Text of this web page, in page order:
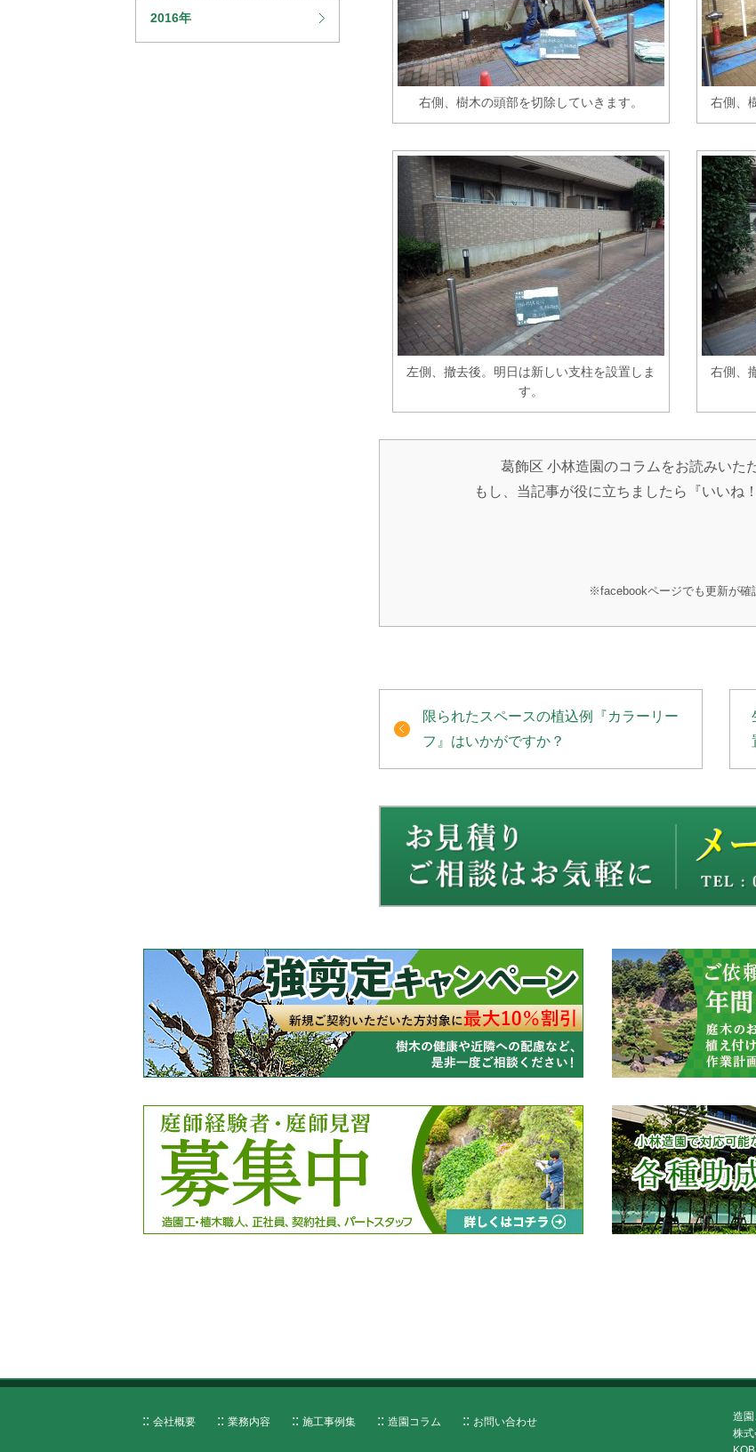
右側、樹木の頭部を切除していきます。 右側、
左側、撤去後。明日は新しい支柱を設置しま
す。
右側、
葛飾区 小林造園のコラムをお読みいた
もし、当記事が役に立ちましたら『いいね
※facebookページでも更新が確
限られたスペースの植込例『カラーリー
フ』はいかがですか？
2016年
会社概要 業務内容 施工事例集 造園コラム お問い合わせ
造
株式